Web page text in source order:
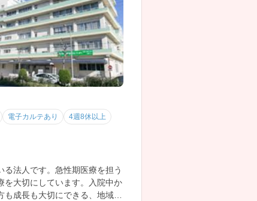
電子カルテあり
4週8休以上
法人です。急性期医療を担う
を大切にしています。入院中か
成長も大切にできる、地域密